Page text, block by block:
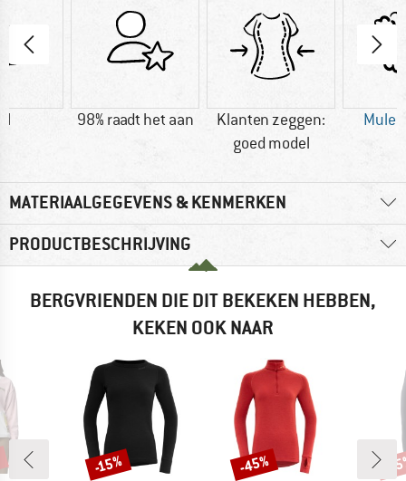
98% raadt het aan
Klanten zeggen:
goed model
MATERIAALGEGEVENS & KENMERKEN
PRODUCTBESCHRIJVING
BERGVRIENDEN DIE DIT BEKEKEN HEBBEN,
KEKEN OOK NAAR
Korting
-15% Korting
-45% -